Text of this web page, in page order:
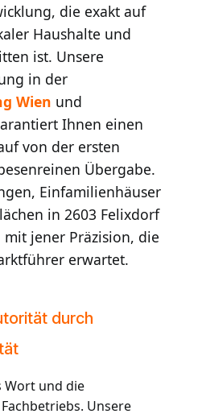
die exakt auf
Haushalte und
ist. Unsere
in der
Wien und
Ihnen einen
von der ersten
Übergabe.
Einfamilienhäuser
in 2603 Felixdorf
jener Präzision, die
erwartet.
durch
Wort und die
Unsere